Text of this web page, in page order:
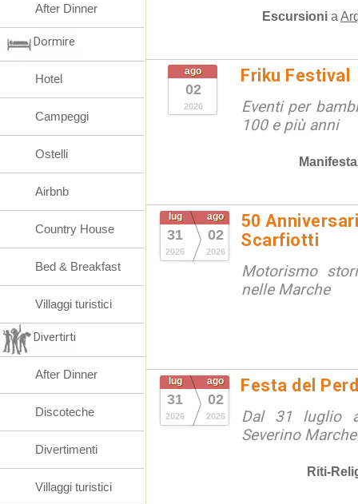
Escursioni a
ago
02
2026
Friku Festival
Eventi per
100 e più anni
lug
31
2026
ago
02
2026
50
Scarfiotti
Motorismo
nelle Marche
lug
31
2026
ago
02
2026
Festa del
Dal 31 luglio
Severino Marche
Riti-
After Dinner
Dormire
Hotel
Campeggi
Ostelli
Airbnb
Country House
Bed & Breakfast
Villaggi turistici
Divertirti
After Dinner
Discoteche
Divertimenti
Villaggi turistici